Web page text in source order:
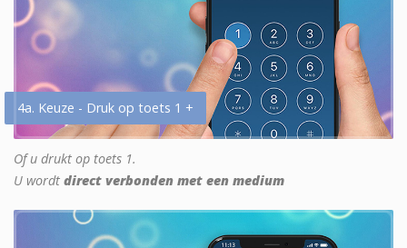
4a. Keuze - Druk op toets 1 +
Of u drukt op toets 1.
U wordt direct verbonden met een medium